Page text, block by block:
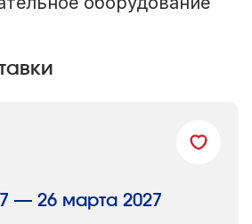
— 26 марта 2027